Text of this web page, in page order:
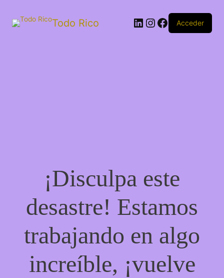
Todo Rico Acceder
¡Disculpa este
desastre! Estamos
trabajando en algo
increíble, ¡vuelve